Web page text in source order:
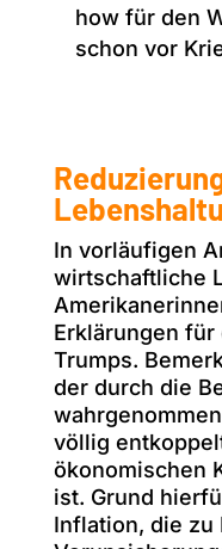
how für den
schon vor
In vorläufigen
wirtschaftliche
Erklärungen für
Trumps.
der durch die
völlig
ökonomischen
ist. Grund
Inflation, die zu